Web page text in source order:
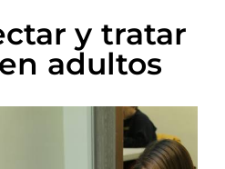
y tratar
adultos